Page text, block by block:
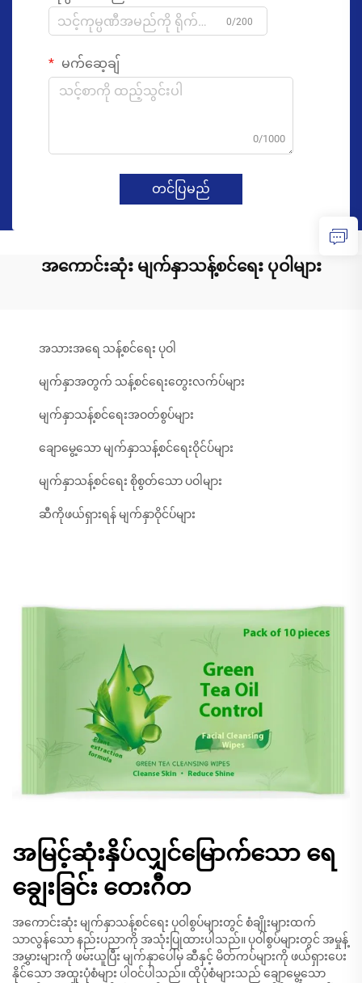
0/200
မက်ဆေ့ချ်
0/1000
တင်ပြမည်
အကောင်းဆုံး မျက်နှာသန့်စင်ရေး ပုဝါများ
အသားအရေ သန့်စင်ရေး ပုဝါ
မျက်နှာအတွက် သန့်စင်ရေးတွေးလက်ပ်များ
မျက်နှာသန့်စင်ရေးအဝတ်စွပ်များ
ချောမွေ့သော မျက်နှာသန့်စင်ရေးဝိုင်ပ်များ
မျက်နှာသန့်စင်ရေး စိုစွတ်သော ပဝါများ
ဆီကိုဖယ်ရှားရန် မျက်နှာဝိုင်ပ်များ
အမြင့်ဆုံးနှိပ်လျှင်မြောက်သော ရေ
ချွေးခြင်း တေးဂီတ
အကောင်းဆုံး မျက်နှာသန့်စင်ရေး ပုဝါစွပ်များတွင် စံချိုးများထက်
သာလွန်သော နည်းပညာကို အသုံးပြုထားပါသည်။ ပုဝါစွပ်များတွင် အမှုန့်
အမွှားများကို ဖမ်းယူပြီး မျက်နှာပေါ်မှ ဆီနှင့် မိတ်ကပ်များကို ဖယ်ရှားပေး
နိုင်သော အထူးပုံစံများ ပါဝင်ပါသည်။ ထိုပုံစံများသည် ချောမွေ့သော